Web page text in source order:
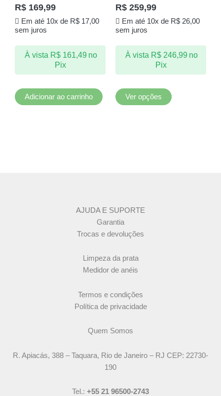
R$ 169,99
Em até 10x de R$17,00
sem juros
À vista R$161,49 no
Pix
Adicionar ao carrinho
R$ 259,99
Em até 10x de R$26,00
sem juros
À vista R$246,99 no
Pix
Ver opções
As
podem
ser
página
AJUDA E SUPORTE
Garantia
Trocas e devoluções
Limpeza da prata
Medidor de anéis
Termos e condições
Política de privacidade
Quem Somos
R. Apiacás, 388 – Taquara, Rio de Janeiro – RJ CEP: 22730-
190
Tel.: +55 21 96500-2743